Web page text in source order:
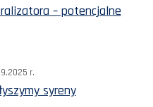
– potencjalne
r.
syreny